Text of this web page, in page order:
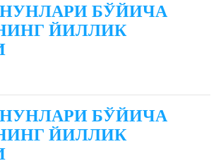
БЎЙИЧА
ЙИЛЛИК
БЎЙИЧА
ЙИЛЛИК